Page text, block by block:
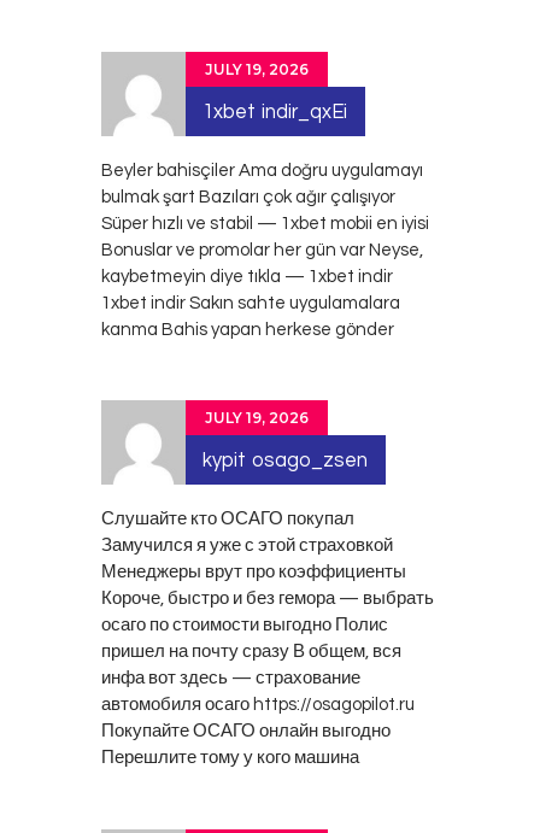
JULY 19, 2026
1xbet indir_qxEi
Beyler bahisçiler Ama doğru uygulamayı
bulmak şart Bazıları çok ağır çalışıyor
Süper hızlı ve stabil — 1xbet mobii en iyisi
Bonuslar ve promolar her gün var Neyse,
kaybetmeyin diye tıkla — 1xbet indir
1xbet indir Sakın sahte uygulamalara
kanma Bahis yapan herkese gönder
JULY 19, 2026
kypit osago_zsen
Слушайте кто ОСАГО покупал
Замучился я уже с этой страховкой
Менеджеры врут про коэффициенты
Короче, быстро и без гемора — выбрать
осаго по стоимости выгодно Полис
пришел на почту сразу В общем, вся
инфа вот здесь — страхование
автомобиля осаго https://osagopilot.ru
Покупайте ОСАГО онлайн выгодно
Перешлите тому у кого машина